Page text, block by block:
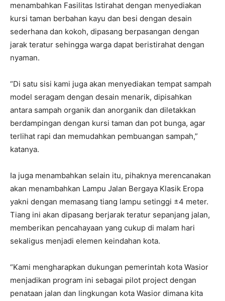
menambahkan Fasilitas Istirahat dengan menyediakan
kursi taman berbahan kayu dan besi dengan desain
sederhana dan kokoh, dipasang berpasangan dengan
jarak teratur sehingga warga dapat beristirahat dengan
nyaman.
“Di satu sisi kami juga akan menyediakan tempat sampah
model seragam dengan desain menarik, dipisahkan
antara sampah organik dan anorganik dan diletakkan
berdampingan dengan kursi taman dan pot bunga, agar
terlihat rapi dan memudahkan pembuangan sampah,”
katanya.
Ia juga menambahkan selain itu, pihaknya merencanakan
akan menambahkan Lampu Jalan Bergaya Klasik Eropa
yakni dengan memasang tiang lampu setinggi ±4 meter.
Tiang ini akan dipasang berjarak teratur sepanjang jalan,
memberikan pencahayaan yang cukup di malam hari
sekaligus menjadi elemen keindahan kota.
“Kami mengharapkan dukungan pemerintah kota Wasior
menjadikan program ini sebagai pilot project dengan
penataan jalan dan lingkungan kota Wasior dimana kita